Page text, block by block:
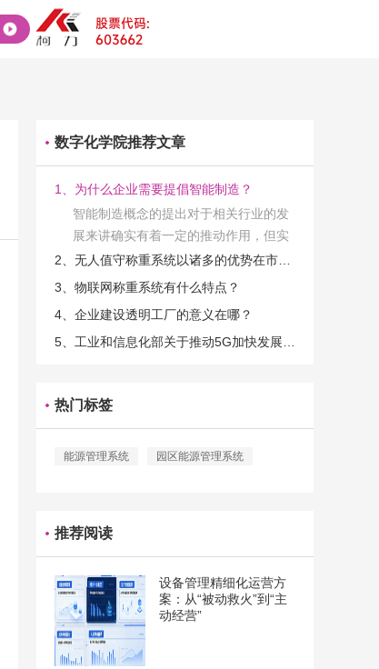
数字化学院推荐文章
1、为什么企业需要提倡智能制造？
智能制造概念的提出对于相关行业的发
展来讲确实有着一定的推动作用，但实
际上在工业发展的过程当中，能够推动
相关产业发展的具体结束是非常的多
3、物联网称重系统有什么特点？
4、企业建设透明工厂的意义在哪？
热门标签
能源管理系统 园区能源管理系统
推荐阅读
设备管理精细化运营方
案：从“被动救火”到“主
动经营”